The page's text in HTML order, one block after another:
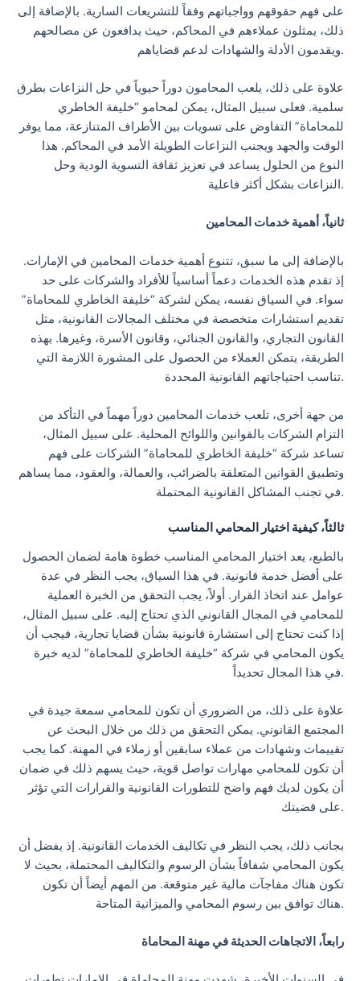
على فهم حقوقهم وواجباتهم وفقاً للتشريعات السارية. بالإضافة إلى
ذلك، يمثلون عملاءهم في المحاكم، حيث يدافعون عن مصالحهم
ويقدمون الأدلة والشهادات لدعم قضاياهم.
علاوة على ذلك، يلعب المحامون دوراً حيوياً في حل النزاعات بطرق
سلمية. فعلى سبيل المثال، يمكن لمحامو “خليفة الخاطري
للمحاماة” التفاوض على تسويات بين الأطراف المتنازعة، مما يوفر
الوقت والجهد ويجنب النزاعات الطويلة الأمد في المحاكم. هذا
النوع من الحلول يساعد في تعزيز ثقافة التسوية الودية وحل
النزاعات بشكل أكثر فاعلية.
ثانياً، أهمية خدمات المحامين
بالإضافة إلى ما سبق، تتنوع أهمية خدمات المحامين في الإمارات.
إذ تقدم هذه الخدمات دعماً أساسياً للأفراد والشركات على حد
سواء. في السياق نفسه، يمكن لشركة “خليفة الخاطري للمحاماة”
تقديم استشارات متخصصة في مختلف المجالات القانونية، مثل
القانون التجاري، والقانون الجنائي، وقانون الأسرة، وغيرها. بهذه
الطريقة، يتمكن العملاء من الحصول على المشورة اللازمة التي
تناسب احتياجاتهم القانونية المحددة.
من جهة أخرى، تلعب خدمات المحامين دوراً مهماً في التأكد من
التزام الشركات بالقوانين واللوائح المحلية. على سبيل المثال،
تساعد شركة “خليفة الخاطري للمحاماة” الشركات على فهم
وتطبيق القوانين المتعلقة بالضرائب، والعمالة، والعقود، مما يساهم
في تجنب المشاكل القانونية المحتملة.
ثالثاً، كيفية اختيار المحامي المناسب
بالطبع، يعد اختيار المحامي المناسب خطوة هامة لضمان الحصول
على أفضل خدمة قانونية. في هذا السياق، يجب النظر في عدة
عوامل عند اتخاذ القرار. أولاً، يجب التحقق من الخبرة العملية
للمحامي في المجال القانوني الذي تحتاج إليه. على سبيل المثال،
إذا كنت تحتاج إلى استشارة قانونية بشأن قضايا تجارية، فيجب أن
يكون المحامي في شركة “خليفة الخاطري للمحاماة” لديه خبرة
في هذا المجال تحديداً.
علاوة على ذلك، من الضروري أن تكون للمحامي سمعة جيدة في
المجتمع القانوني. يمكن التحقق من ذلك من خلال البحث عن
تقييمات وشهادات من عملاء سابقين أو زملاء في المهنة. كما يجب
أن تكون للمحامي مهارات تواصل قوية، حيث يسهم ذلك في ضمان
أن يكون لديك فهم واضح للتطورات القانونية والقرارات التي تؤثر
على قضيتك.
بجانب ذلك، يجب النظر في تكاليف الخدمات القانونية. إذ يفضل أن
يكون المحامي شفافاً بشأن الرسوم والتكاليف المحتملة، بحيث لا
تكون هناك مفاجآت مالية غير متوقعة. من المهم أيضاً أن تكون
هناك توافق بين رسوم المحامي والميزانية المتاحة.
رابعاً، الاتجاهات الحديثة في مهنة المحاماة